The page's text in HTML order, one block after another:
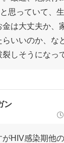
思っていて、
金は大丈夫か、
いいのか、な
しそうになっ
ン
がHIV感染期他